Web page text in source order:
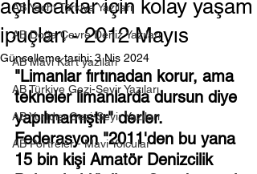
AB Yacht Türkiye Yazıları
AB Doğa Çevre Deniz Yazıları
AB Mavi Kart yazıları
AB Türkiye Gezi-Seyir Yazıları
AB Yurtdışı Gezi-Seyir Yazıları
AB Portreler - Mavi Yolcular
açılacaklar için kolay yaşam
ipuçları - 2012 Mayıs
Güncelleme tarihi:3 Nis 2024
"Limanlar fırtınadan korur, ama
tekneler limanlarda dursun diye
yapılmamıştır" derler.
Federasyon "2011'den bu yana
15 bin kişi Amatör Denizcilik